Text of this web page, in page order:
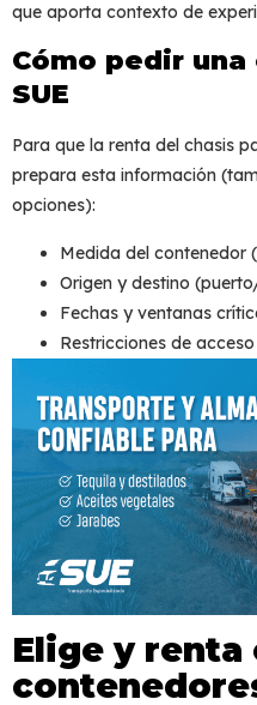
que aporta contexto de
Cómo pedir
SUE
Para que la renta del chasis
prepara esta información
opciones):
Medida del contenedor
Origen y destino
Fechas y ventanas
Restricciones de
Elige y renta